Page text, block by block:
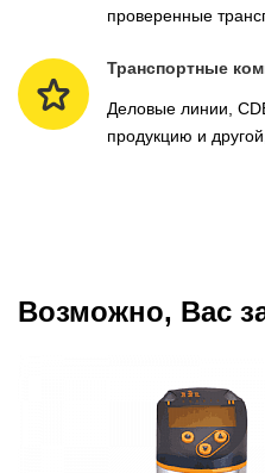
проверенные
Транспортные
Деловые линии,
продукцию и
Возможно, Вас